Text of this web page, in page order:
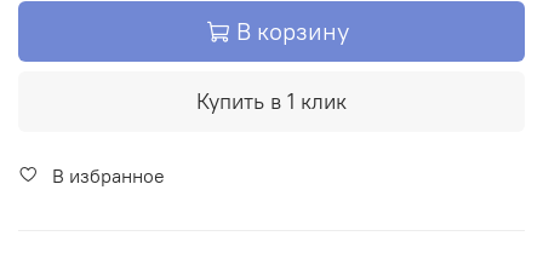
В корзину
Купить в 1 клик
В избранное